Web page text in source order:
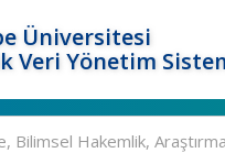
Üniversitesi
Veri Yönetim